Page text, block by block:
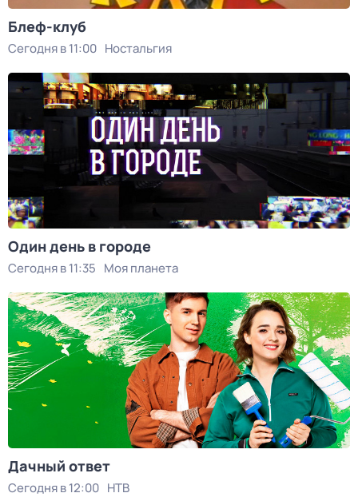
Блеф-клуб
Сегодня в 11:00 Ностальгия
Один день в городе
Сегодня в 11:35 Моя планета
Дачный ответ
Сегодня в 12:00 НТВ